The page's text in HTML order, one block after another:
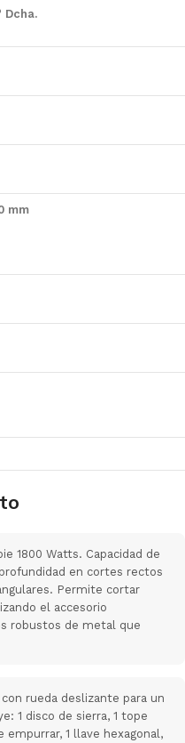
Dcha.
mm
1800 Watts. Capacidad de
en cortes rectos
Permite cortar
el accesorio
robustos de metal que
rueda deslizante para un
1 disco de sierra, 1 tope
empurrar, 1 llave hexagonal,